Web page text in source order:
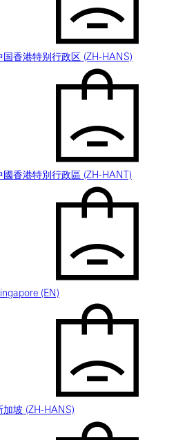
国香港特别行政区 (ZH-HANS)
國香港特別行政區 (ZH-HANT)
(EN)
加坡 (ZH-HANS)